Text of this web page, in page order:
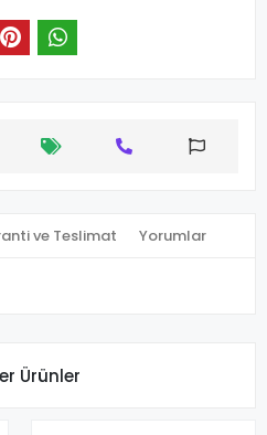
ve Teslimat Yorumlar
Ürünler